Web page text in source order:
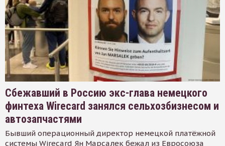
Сбежавший в Россию экс-глава немецкого
финтеха Wirecard занялся сельхозбизнесом и
автозапчастями
Бывший операционный директор немецкой платёжной
системы Wirecard Ян Марсалек бежал из Евросоюза